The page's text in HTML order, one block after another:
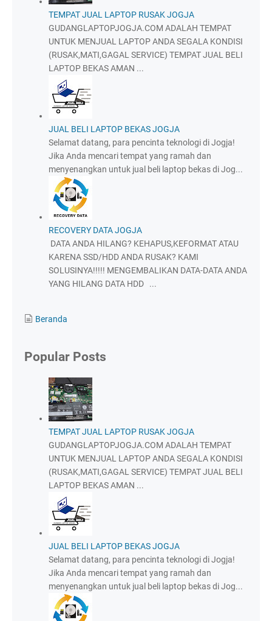
TEMPAT JUAL LAPTOP RUSAK JOGJA
GUDANGLAPTOPJOGJA.COM ADALAH TEMPAT
UNTUK MENJUAL LAPTOP ANDA SEGALA KONDISI
(RUSAK,MATI,GAGAL SERVICE) TEMPAT JUAL BELI
LAPTOP BEKAS AMAN ...
JUAL BELI LAPTOP BEKAS JOGJA
Selamat datang, para pencinta teknologi di Jogja!
Jika Anda mencari tempat yang ramah dan
menyenangkan untuk jual beli laptop bekas di Jog...
RECOVERY DATA JOGJA
DATA ANDA HILANG? KEHAPUS,KEFORMAT ATAU
KARENA SSD/HDD ANDA RUSAK? KAMI
SOLUSINYA!!!!! MENGEMBALIKAN DATA-DATA ANDA
YANG HILANG DATA HDD ...
Beranda
Popular Posts
TEMPAT JUAL LAPTOP RUSAK JOGJA
GUDANGLAPTOPJOGJA.COM ADALAH TEMPAT
UNTUK MENJUAL LAPTOP ANDA SEGALA KONDISI
(RUSAK,MATI,GAGAL SERVICE) TEMPAT JUAL BELI
LAPTOP BEKAS AMAN ...
JUAL BELI LAPTOP BEKAS JOGJA
Selamat datang, para pencinta teknologi di Jogja!
Jika Anda mencari tempat yang ramah dan
menyenangkan untuk jual beli laptop bekas di Jog...